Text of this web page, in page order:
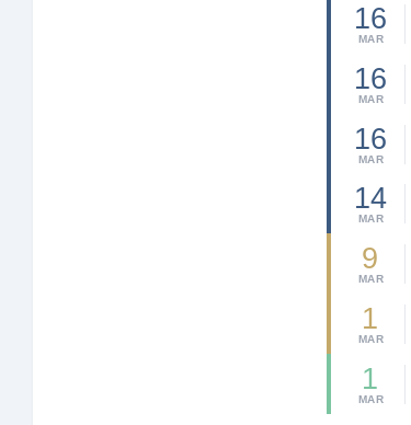
16
MAR
16
MAR
16
MAR
14
MAR
9
MAR
1
MAR
1
MAR